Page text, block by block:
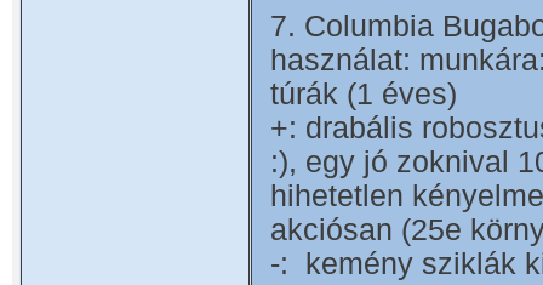
7. Columbia
használat:
túrák (1 éves)
+: drabális
:), egy jó zoknival
hihetetlen
akciósan (25e
-: kemény sziklák